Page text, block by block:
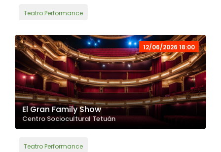
Teatro Performance
12/06/2026 18:00
El Gran Family Show
Centro Sociocultural Tetuán
Teatro Performance